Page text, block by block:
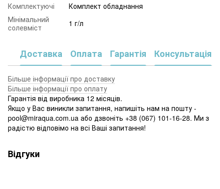
Комплектуючі
Комплект обладнання
Мінімальний
солевміст
1 г/л
Доставка Оплата Гарантія Консультація
Більше інформації про доставку
Більше інформації про оплату
Гарантія від виробника 12 місяців.
Якщо у Вас виникли запитання, напишіть нам на пошту -
pool@miraqua.com.ua або дзвоніть +38 (067) 101-16-28. Ми з
радістю відповімо на всі Ваші запитання!
Відгуки